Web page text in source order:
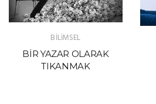
BİLİMSEL
BİR YAZAR OLARAK
TIKANMAK